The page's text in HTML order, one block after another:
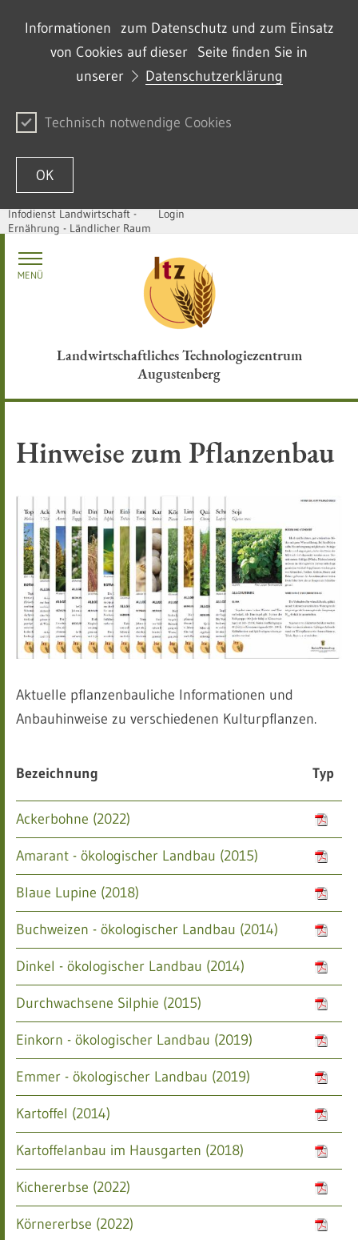
Informationen zum Datenschutz und zum Einsatz
von Cookies auf dieser Seite finden Sie in
unserer
Datenschutzerklärung
Technisch notwendige Cookies
OK
Zum Inhalt springen
Infodienst Landwirtschaft -
Ernährung - Ländlicher Raum
Login
Landwirtschaftliches Technologiezentrum
Augustenberg
MENÜ
Hinweise zum Pflanzenbau
Aktuelle pflanzenbauliche Informationen und
Anbauhinweise zu verschiedenen Kulturpflanzen.
Bezeichnung Typ
Ackerbohne (2022)
Amarant - ökologischer Landbau (2015)
Blaue Lupine (2018)
Buchweizen - ökologischer Landbau (2014)
Dinkel - ökologischer Landbau (2014)
Durchwachsene Silphie (2015)
Einkorn - ökologischer Landbau (2019)
Emmer - ökologischer Landbau (2019)
Kartoffel (2014)
Kartoffelanbau im Hausgarten (2018)
Kichererbse (2022)
Körnererbse (2022)